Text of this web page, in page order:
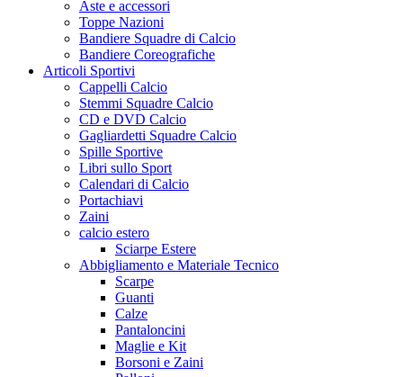
Aste e accessori
Toppe Nazioni
Bandiere Squadre di Calcio
Bandiere Coreografiche
Articoli Sportivi
Cappelli Calcio
Stemmi Squadre Calcio
CD e DVD Calcio
Gagliardetti Squadre Calcio
Spille Sportive
Libri sullo Sport
Calendari di Calcio
Portachiavi
Zaini
calcio estero
Sciarpe Estere
Abbigliamento e Materiale Tecnico
Scarpe
Guanti
Calze
Pantaloncini
Maglie e Kit
Borsoni e Zaini